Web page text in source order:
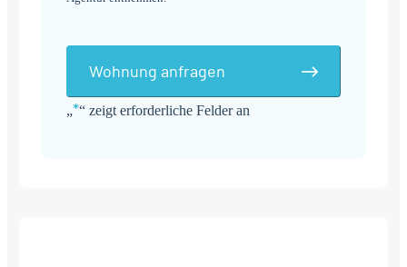
„*“ zeigt erforderliche Felder an
Wohnung anfragen